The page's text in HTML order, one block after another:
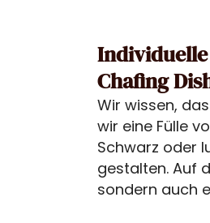
Chafing
Wir wissen,
wir eine Fülle
Schwarz oder
gestalten. Auf
sondern auch